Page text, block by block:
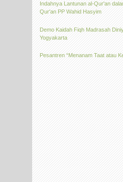
Indahnya Lantunan al-Qur'an
Qur'an PP Wahid Hasyim
Demo Kaidah Fiqh Madrasah
Yogyakarta
Pesantren “Menanam Taat atau